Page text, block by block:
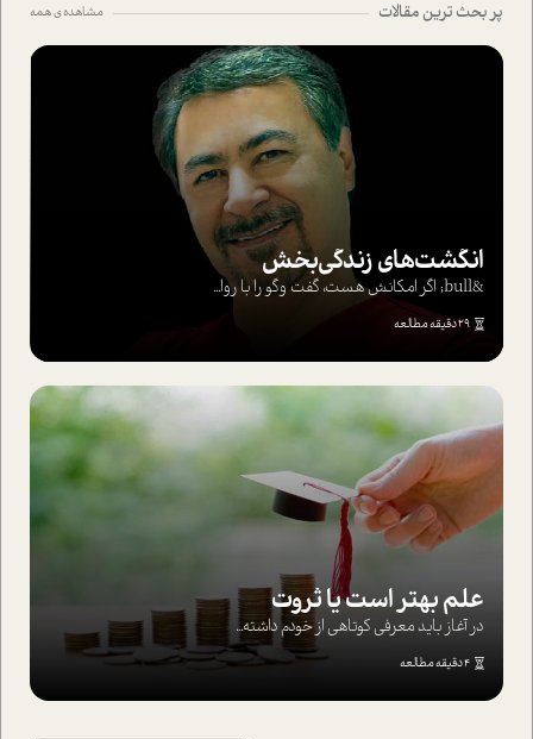
پر بحث ترین مقالات مشاهده ی همه
انگشت‌های‌ زندگی‌بخش
&bull; اگر امکانش هست، گفت وگو را با روا...
29 دقیقه مطالعه
علم بهتر است یا ثروت
در آغاز باید معرفی کوتاهی از خودم داشته...
4 دقیقه مطالعه